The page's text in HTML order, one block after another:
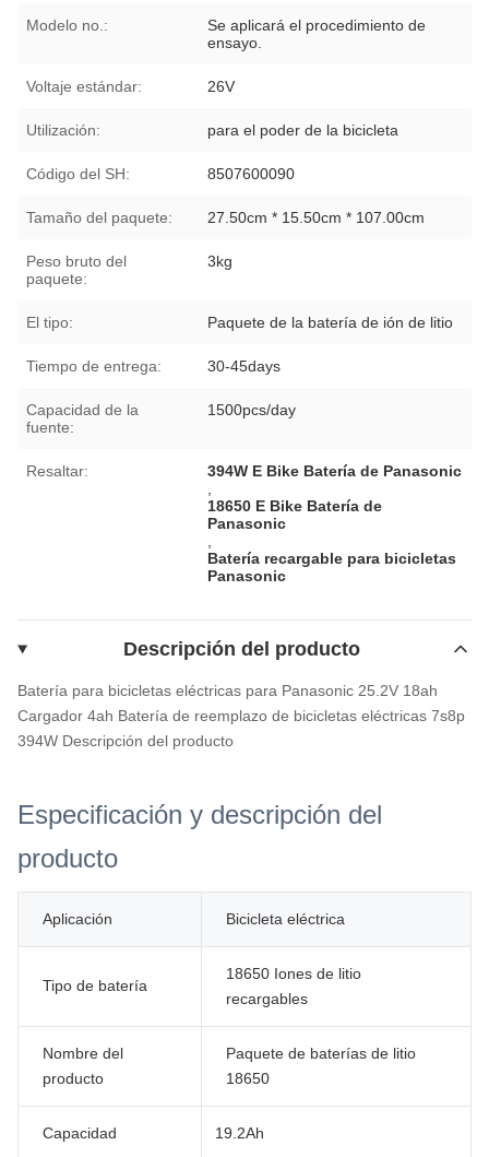
Modelo no.:
Se aplicará el procedimiento de
ensayo.
Voltaje estándar: 26V
Utilización: para el poder de la bicicleta
Código del SH: 8507600090
Tamaño del paquete: 27.50cm * 15.50cm * 107.00cm
Peso bruto del
paquete:
3kg
El tipo: Paquete de la batería de ión de litio
Tiempo de entrega: 30-45days
Capacidad de la
fuente:
1500pcs/day
Resaltar:
394W E Bike Batería de Panasonic
18650 E Bike Batería de
Panasonic
Batería recargable para bicicletas
Panasonic
Descripción del producto
Batería para bicicletas eléctricas para Panasonic 25.2V 18ah
Cargador 4ah Batería de reemplazo de bicicletas eléctricas 7s8p
394W Descripción del producto
Especificación y descripción del
producto
Aplicación Bicicleta eléctrica
Tipo de batería
18650 Iones de litio
recargables
Nombre del
producto
Paquete de baterías de litio
18650
Capacidad 19.2Ah